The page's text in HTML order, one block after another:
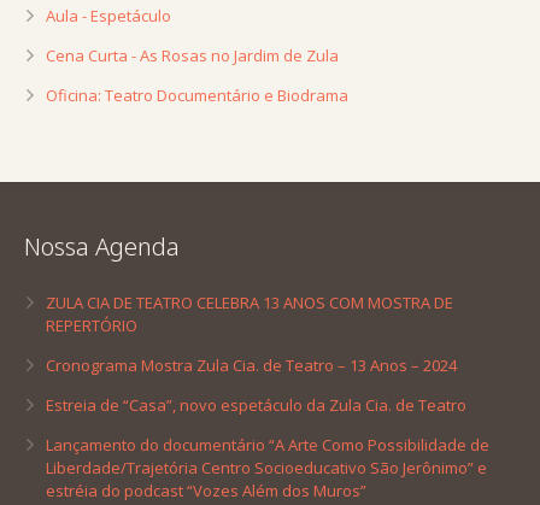
Aula - Espetáculo
Cena Curta - As Rosas no Jardim de Zula
Oficina: Teatro Documentário e Biodrama
Nossa Agenda
ZULA CIA DE TEATRO CELEBRA 13 ANOS COM MOSTRA DE
REPERTÓRIO
Cronograma Mostra Zula Cia. de Teatro – 13 Anos – 2024
Estreia de “Casa”, novo espetáculo da Zula Cia. de Teatro
Lançamento do documentário “A Arte Como Possibilidade de
Liberdade/Trajetória Centro Socioeducativo São Jerônimo” e
estréia do podcast “Vozes Além dos Muros”